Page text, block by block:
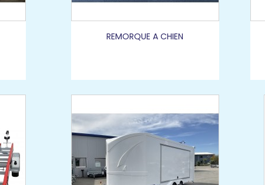
REMORQUE A CHIEN